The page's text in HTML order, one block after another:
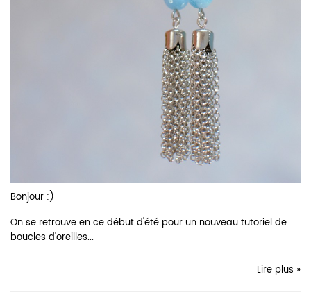
Bonjour :)
On se retrouve en ce début d'été pour un nouveau tutoriel de
boucles d'oreilles...
Lire plus »